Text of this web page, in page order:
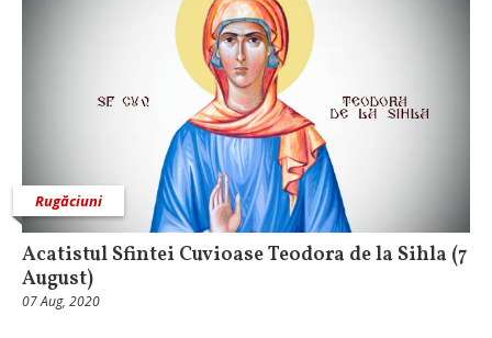
Rugăciuni
Acatistul Sfintei Cuvioase Teodora de la Sihla (7
August)
07 Aug, 2020